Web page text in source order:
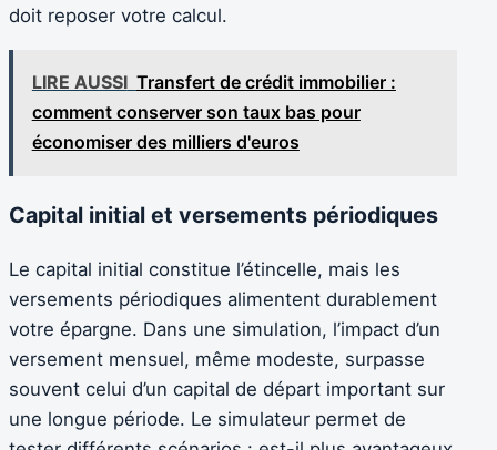
doit reposer votre calcul.
LIRE AUSSI Transfert de crédit immobilier :
comment conserver son taux bas pour
économiser des milliers d'euros
Capital initial et versements périodiques
Le capital initial constitue l’étincelle, mais les
versements périodiques alimentent durablement
votre épargne. Dans une simulation, l’impact d’un
versement mensuel, même modeste, surpasse
souvent celui d’un capital de départ important sur
une longue période. Le simulateur permet de